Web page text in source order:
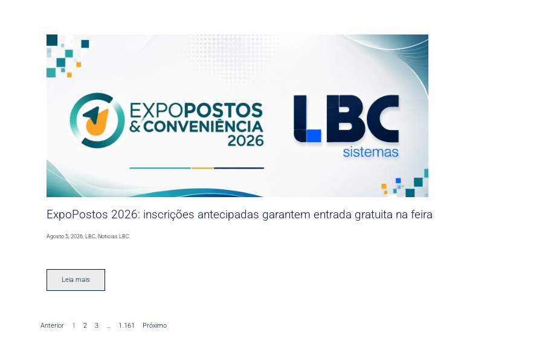
ExpoPostos 2026: inscrições antecipadas garantem entrada gratuita na feira
Agosto 5, 2026 ,LBC Noticias LBC
Leia mais
Anterior 1 2 3 … 1.161 Próximo